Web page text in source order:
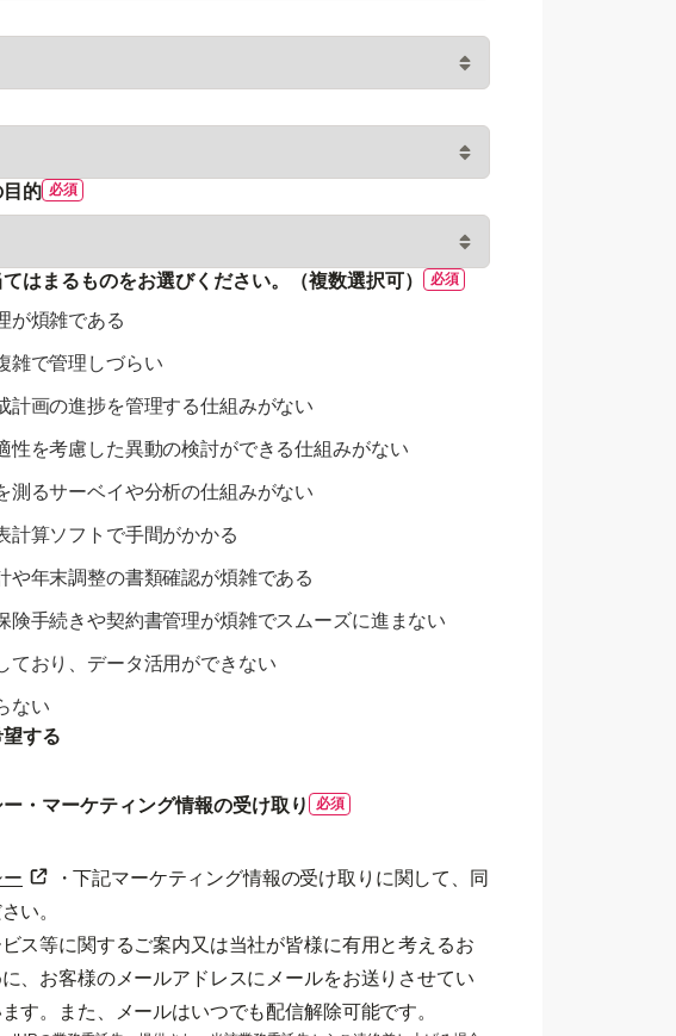
的
はまるものをお選びください。（複数選択可）
が煩雑である
雑で管理しづらい
計画の進捗を管理する仕組みがない
性を考慮した異動の検討ができる仕組みがない
測るサーベイや分析の仕組みがない
計算ソフトで手間がかかる
や年末調整の書類確認が煩雑である
険手続きや契約書管理が煩雑でスムーズに進まない
ており、データ活用ができない
ない
する
・マーケティング情報の受け取り
・下記マーケティング情報の受け取りに関して、同
い。
ス等に関するご案内又は当社が皆様に有用と考えるお
、お客様のメールアドレスにメールをお送りさせてい
す。また、メールはいつでも配信解除可能です。